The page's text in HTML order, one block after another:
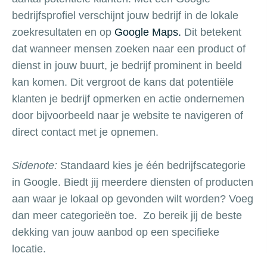
bedrijfsprofiel verschijnt jouw bedrijf in de lokale
zoekresultaten en op Google Maps. Dit betekent
dat wanneer mensen zoeken naar een product of
dienst in jouw buurt, je bedrijf prominent in beeld
kan komen. Dit vergroot de kans dat potentiële
klanten je bedrijf opmerken en actie ondernemen
door bijvoorbeeld naar je website te navigeren of
direct contact met je opnemen.
Sidenote: Standaard kies je één bedrijfscategorie
in Google. Biedt jij meerdere diensten of producten
aan waar je lokaal op gevonden wilt worden? Voeg
dan meer categorieën toe. Zo bereik jij de beste
dekking van jouw aanbod op een specifieke
locatie.